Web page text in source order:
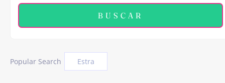
Popular Search Estra